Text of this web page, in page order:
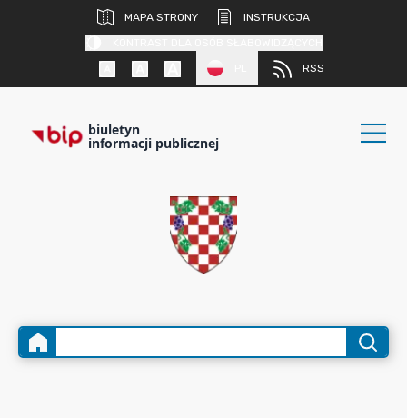
MAPA STRONY
INSTRUKCJA
RSS
biuletyn
informacji publicznej